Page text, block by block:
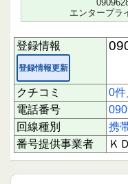
エンタープラ
登録情報
登録情報更新
クチコミ
0件
電話番号
回線種別
携
番号提供事業者
Ｋ